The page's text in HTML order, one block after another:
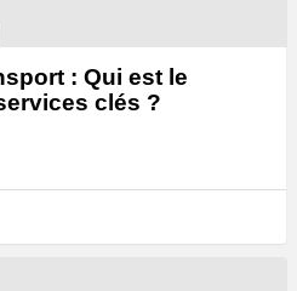
: Qui est le
clés ?